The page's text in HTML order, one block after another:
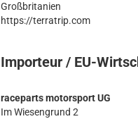
Großbritanien
https://terratrip.com
Importeur / EU-
raceparts motorsport UG
Im Wiesengrund 2